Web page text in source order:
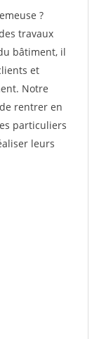
?
travaux
bâtiment, il
et
Notre
rentrer en
particuliers
leurs